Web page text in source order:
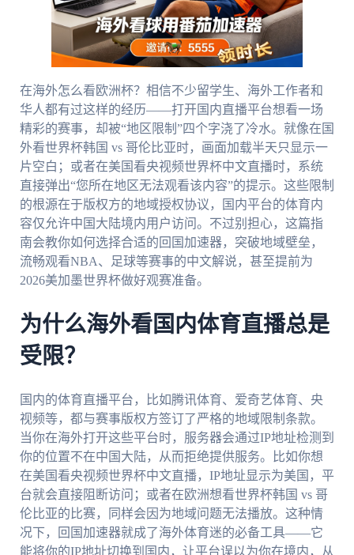
在海外怎么看欧洲杯？相信不少留学生、海外工作者和
华人都有过这样的经历——打开国内直播平台想看一场
精彩的赛事，却被“地区限制”四个字浇了冷水。就像在国
外看世界杯韩国 vs 哥伦比亚时，画面加载半天只显示一
片空白；或者在美国看央视频世界杯中文直播时，系统
直接弹出“您所在地区无法观看该内容”的提示。这些限制
的根源在于版权方的地域授权协议，国内平台的体育内
容仅允许中国大陆境内用户访问。不过别担心，这篇指
南会教你如何选择合适的回国加速器，突破地域壁垒，
流畅观看NBA、足球等赛事的中文解说，甚至提前为
2026美加墨世界杯做好观赛准备。
为什么海外看国内体育直播总是
受限？
国内的体育直播平台，比如腾讯体育、爱奇艺体育、央
视频等，都与赛事版权方签订了严格的地域限制条款。
当你在海外打开这些平台时，服务器会通过IP地址检测到
你的位置不在中国大陆，从而拒绝提供服务。比如你想
在美国看央视频世界杯中文直播，IP地址显示为美国，平
台就会直接阻断访问；或者在欧洲想看世界杯韩国 vs 哥
伦比亚的比赛，同样会因为地域问题无法播放。这种情
况下，回国加速器就成了海外体育迷的必备工具——它
能将你的IP地址切换到国内，让平台误以为你在境内，从